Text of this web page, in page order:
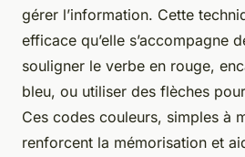
gérer l’information. Cette
efficace qu’elle s’accompagne
souligner le verbe en rouge,
bleu, ou utiliser des flèches
Ces codes couleurs, simples à
renforcent la mémorisation et